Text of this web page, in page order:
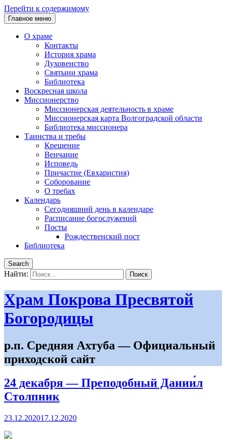
Перейти к содержимому
Главное меню
О храме
Контакты
История храма
Духовенство
Святыни храма
Библиотека
Воскресная школа
Миссионерство
Миссионерская деятельность в храме
Миссионерская карта Волгоградской области
Библиотека миссионера
Таинства и требы
Крещение
Венчание
Исповедь
Причастие (Евхаристия)
Соборование
О требах
Календарь
Сегодняшний день в календаре
Расписание богослужений
Посты
Рождественский пост
Библиотека
Search
Найти:
Храм Покрова Пресвятой
Богородицы
р.п. Средняя Ахтуба — Официальный
приходской сайт
24 декабря — Преподобный Дании́л
Столпник
23.12.202017.12.2020